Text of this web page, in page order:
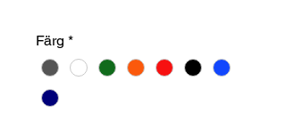
Färg *